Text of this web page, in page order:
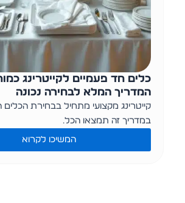
כלים חד פעמיים לקייטרינג
המדריך המלא לבחירה נכונה
קייטרינג מקצועי מתחיל בבחירת הכלים
במדריך זה תמצאו הכל…
המשיכו לקרוא